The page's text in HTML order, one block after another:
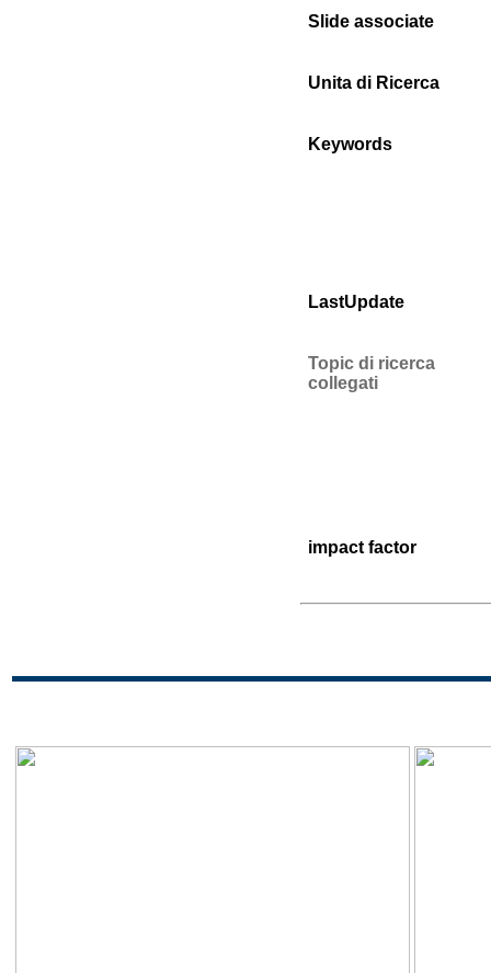
Slide associate
Unita di Ricerca
Keywords
LastUpdate
Topic di ricerca
collegati
impact factor